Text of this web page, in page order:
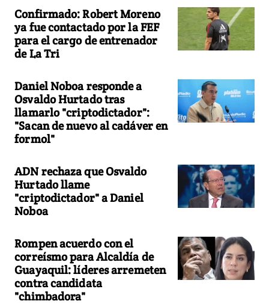
Confirmado: Robert Moreno
ya fue contactado por la FEF
para el cargo de entrenador
de La Tri
Daniel Noboa responde a
Osvaldo Hurtado tras
llamarlo "criptodictador":
"Sacan de nuevo al cadáver en
formol"
ADN rechaza que Osvaldo
Hurtado llame
"criptodictador" a Daniel
Noboa
Rompen acuerdo con el
correísmo para Alcaldía de
Guayaquil: líderes arremeten
contra candidata
"chimbadora"